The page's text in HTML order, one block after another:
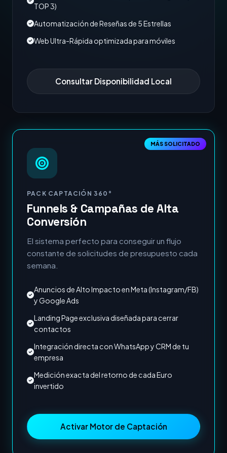
TOP 3)
Automatización de Reseñas de 5 Estrellas
Web Ultra-Rápida optimizada para móviles
Consultar Disponibilidad Local
MÁS SOLICITADO
PACK CAPTACIÓN 360°
Funnels & Campañas de Alta
Conversión
El sistema perfecto para conseguir un flujo
constante de solicitudes de presupuesto cada
semana.
Anuncios de Alto Impacto en Meta (Instagram/FB)
y Google Ads
Landing Page exclusiva diseñada para cerrar
contactos
Integración directa con WhatsApp y CRM de tu
empresa
Medición exacta del retorno de cada Euro
invertido
Activar Motor de Captación